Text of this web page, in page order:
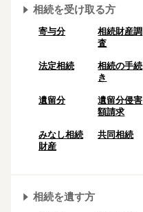
相続を受け取る方
寄与分
相続財産調
査
法定相続
相続の⼿続
き
遺留分
遺留分侵害
額請求
みなし相続
財産
共同相続
相続を遺す方